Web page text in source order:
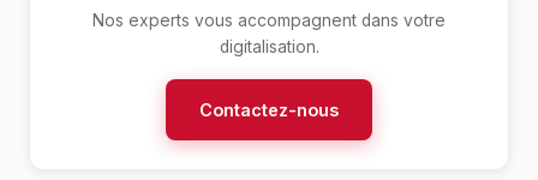
Nos experts vous accompagnent dans votre
digitalisation.
Contactez-nous